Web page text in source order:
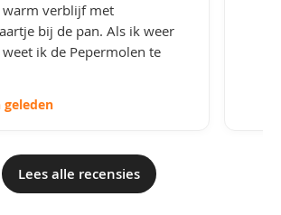
warm verblijf met
bij de pan. Als ik weer
ik de Pepermolen te
geleden
Lees alle recensies